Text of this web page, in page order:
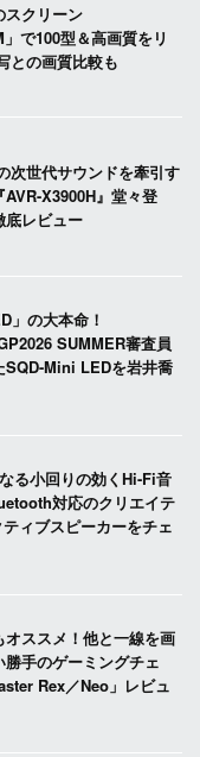
スクリーン
」で100型＆高画質をリ
との画質比較も
次世代サウンドを牽引す
X3900H』堂々登
底レビュー
」の大本命！
SUMMER審査員
SQD-Mini LEDを岩井喬
る小回りの効くHi-Fi音
対応のクリエイテ
ィブスピーカーをチェ
ススメ！他と一線を画
手のゲーミングチェ
Rex／Neo」レビュ